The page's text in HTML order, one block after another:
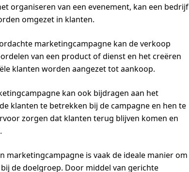
organiseren van een evenement, kan een bedrijf
omgezet in klanten.
marketingcampagne kan de verkoop
van een product of dienst en het creëren
klanten worden aangezet tot aankoop.
kan ook bijdragen aan het
klanten te betrekken bij de campagne en hen te
zorgen dat klanten terug blijven komen en
marketingcampagne is vaak de ideale manier om
de doelgroep. Door middel van gerichte